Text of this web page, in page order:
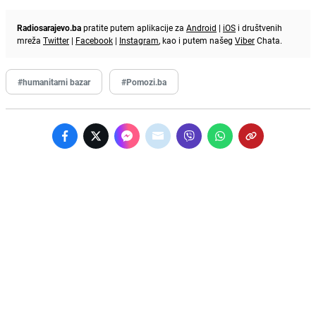
Radiosarajevo.bapratite putem aplikacije za Android | iOS i društvenih
mreža Twitter | Facebook | Instagram, kao i putem našeg ViberChata.
#humanitarni bazar #Pomozi.ba